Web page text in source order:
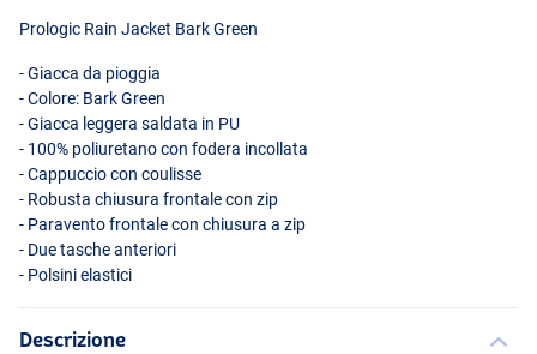
Prologic Rain Jacket Bark Green
- Giacca da pioggia
- Colore: Bark Green
- Giacca leggera saldata in PU
- 100% poliuretano con fodera incollata
- Cappuccio con coulisse
- Robusta chiusura frontale con zip
- Paravento frontale con chiusura a zip
- Due tasche anteriori
- Polsini elastici
Descrizione